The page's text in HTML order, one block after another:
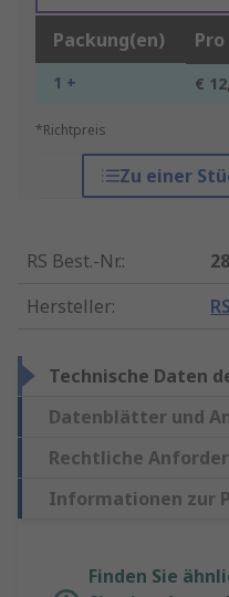
Packung(en)
1 + €
*Richtpreis
Zu einer
RS Best.-Nr.:
Hersteller:
Technische Daten
Datenblätter und
Rechtliche
Informationen zur
Finden Sie